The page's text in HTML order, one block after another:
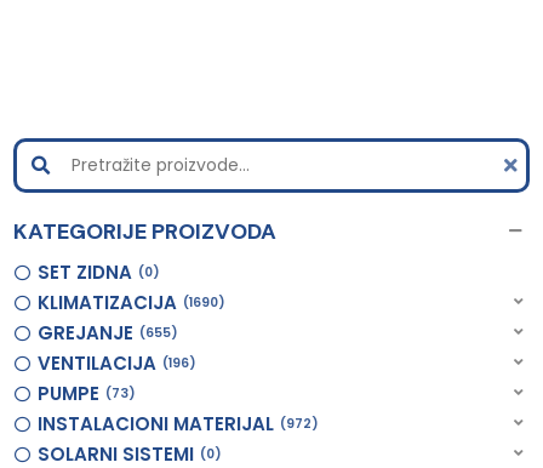
KATEGORIJE PROIZVODA
SET ZIDNA 0
KLIMATIZACIJA 1690
GREJANJE 655
VENTILACIJA 196
PUMPE 73
INSTALACIONI MATERIJAL 972
SOLARNI SISTEMI 0